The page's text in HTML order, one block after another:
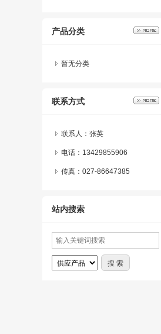
产品分类
暂无分类
联系方式
联系人：张英
电话：13429855906
传真：027-86647385
站内搜索